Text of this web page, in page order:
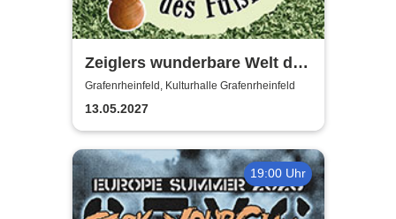
Zeiglers wunderbare Welt des
Fußballs - Immer Glück ist
Können!
Grafenrheinfeld, Kulturhalle Grafenrheinfeld
13.05.2027
19:00 Uhr